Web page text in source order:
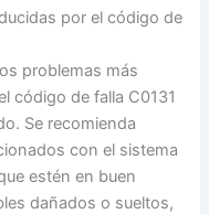
por el código de
problemas más
código de falla C0131
Se recomienda
con el sistema
estén en buen
dañados o sueltos,